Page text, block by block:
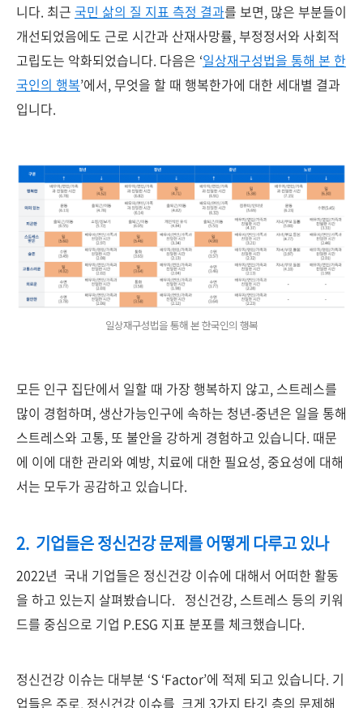
니다. 최근 국민 삶의 질 지표 측정 결과를 보면, 많은 부분들이
개선되었음에도 근로 시간과 산재사망률, 부정정서와 사회적
고립도는 악화되었습니다. 다음은 ‘일상재구성법을 통해 본 한
국인의 행복’에서, 무엇을 할 때 행복한가에 대한 세대별 결과
입니다.
일상재구성법을 통해 본 한국인의 행복
모든 인구 집단에서 일할 때 가장 행복하지 않고, 스트레스를
많이 경험하며, 생산가능인구에 속하는 청년-중년은 일을 통해
스트레스와 고통, 또 불안을 강하게 경험하고 있습니다. 때문
에 이에 대한 관리와 예방, 치료에 대한 필요성, 중요성에 대해
서는 모두가 공감하고 있습니다.
2. 기업들은정신건강문제를어떻게 다루고 있나
2022년 국내 기업들은 정신건강 이슈에 대해서 어떠한 활동
을 하고 있는지 살펴봤습니다. 정신건강, 스트레스 등의 키워
드를 중심으로 기업 P.ESG 지표 분포를 체크했습니다.
정신건강 이슈는 대부분 ‘S ‘Factor’에 적제 되고 있습니다. 기
업들은 주로, 정신건강 이슈를 크게 3가지 타깃 층의 문제해